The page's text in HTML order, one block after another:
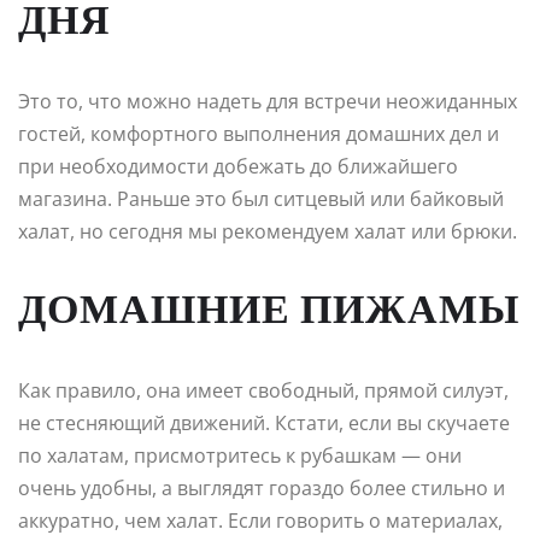
ДНЯ
Это то, что можно надеть для встречи неожиданных
гостей, комфортного выполнения домашних дел и
при необходимости добежать до ближайшего
магазина. Раньше это был ситцевый или байковый
халат, но сегодня мы рекомендуем халат или брюки.
ДОМАШНИЕ ПИЖАМЫ
Как правило, она имеет свободный, прямой силуэт,
не стесняющий движений. Кстати, если вы скучаете
по халатам, присмотритесь к рубашкам — они
очень удобны, а выглядят гораздо более стильно и
аккуратно, чем халат. Если говорить о материалах,